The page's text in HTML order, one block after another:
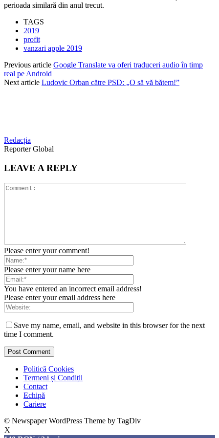
perioada similară din anul trecut.
TAGS
2019
profit
vanzari apple 2019
Previous article Google Translate va oferi traduceri audio în timp
real pe Android
Next article Ludovic Orban către PSD: „O să vă bătem!”
Redacția
Reporter Global
LEAVE A REPLY
Please enter your comment!
Please enter your name here
You have entered an incorrect email address!
Please enter your email address here
Save my name, email, and website in this browser for the next
time I comment.
Politică Cookies
Termeni și Condiții
Contact
Echipă
Cariere
© Newspaper WordPress Theme by TagDiv
X